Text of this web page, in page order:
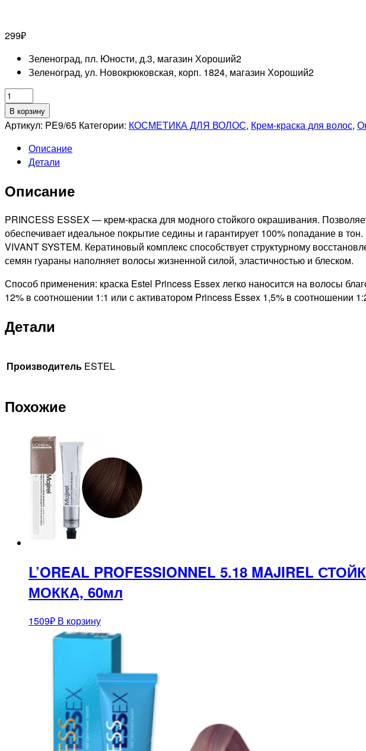
299₽
Зеленоград, пл. Юности, д.3, магазин Хороший2
Зеленоград, ул. Новокрюковская, корп. 1824, магазин Хороший2
Количество
товара
ESTEL
9/65
PRINCESS
СТОЙКАЯ
КРАСКА
ДЛЯ
ВОЛОС
БЛОНДИН
60мл
В корзину
Артикул: PE9/65 Категории: КОСМЕТИКА ДЛЯ ВОЛОС, Крем-краска для волос,
Описание
Детали
Описание
PRINCESS ESSEX — крем-краска для модного стойкого окрашивания.
обеспечивает идеальное покрытие седины и гарантирует 100% попадание в
VIVANT SYSTEM. Кератиновый комплекс способствует структурному
семян гуараны наполняет волосы жизненной силой, эластичностью и блеском.
Способ применения: краска Estel Princess Essex легко наносится на волосы
12% в соотношении 1:1 или с активатором Princess Essex 1,5% в соотношении
Детали
Производитель ESTEL
Похожие
L’OREAL PROFESSIONNEL 5.18
МОККА, 60мл
1509₽ В корзину